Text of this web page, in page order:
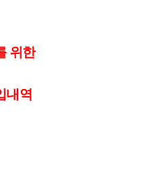
위한
내역